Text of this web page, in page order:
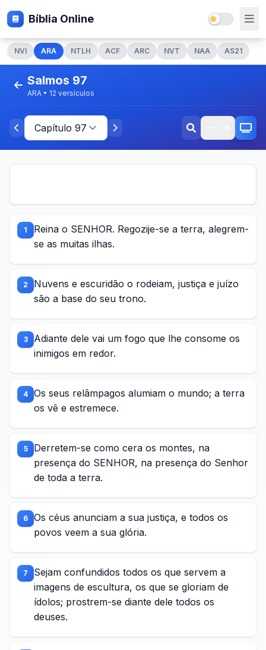
Bíblia Online
NVI ARA NTLH ACF ARC NVT NAA AS21
Salmos 97
ARA • 12 versículos
1
Reina o SENHOR. Regozije-se a terra, alegrem-
se as muitas ilhas.
2
Nuvens e escuridão o rodeiam, justiça e juízo
são a base do seu trono.
3
Adiante dele vai um fogo que lhe consome os
inimigos em redor.
4
Os seus relâmpagos alumiam o mundo; a terra
os vê e estremece.
5
Derretem-se como cera os montes, na
presença do SENHOR, na presença do Senhor
de toda a terra.
6
Os céus anunciam a sua justiça, e todos os
povos veem a sua glória.
7
Sejam confundidos todos os que servem a
imagens de escultura, os que se gloriam de
ídolos; prostrem-se diante dele todos os
deuses.